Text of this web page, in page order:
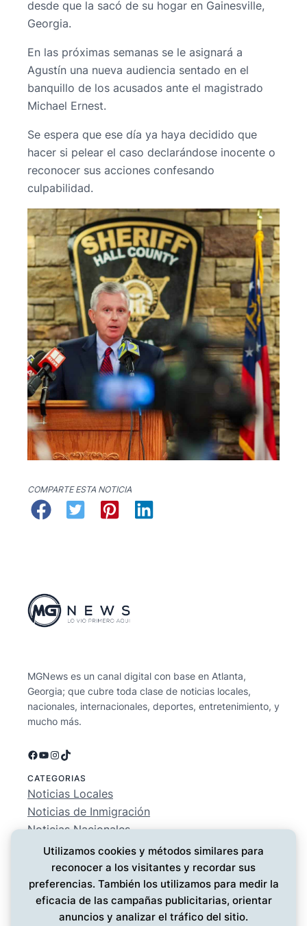
desde que la sacó de su hogar en Gainesville,
Georgia.
En las próximas semanas se le asignará a
Agustín una nueva audiencia sentado en el
banquillo de los acusados ante el magistrado
Michael Ernest.
Se espera que ese día ya haya decidido que
hacer si pelear el caso declarándose inocente o
reconocer sus acciones confesando
culpabilidad.
COMPARTE ESTA NOTICIA
MGNews es un canal digital con base en Atlanta,
Georgia; que cubre toda clase de noticias locales,
nacionales, internacionales, deportes, entretenimiento, y
mucho más.
Facebook
YouTube
Instagram
TikTok
CATEGORIAS
Noticias Locales
Noticias de Inmigración
Noticias Nacionales
Deportes
Entretenimiento
EMPRESA
Conócenos
Política de Privacidad
Utilizamos cookies y métodos similares para
reconocer a los visitantes y recordar sus
preferencias. También los utilizamos para medir la
eficacia de las campañas publicitarias, orientar
anuncios y analizar el tráfico del sitio.